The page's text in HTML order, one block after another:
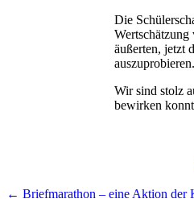
Die
äußerten, jetzt
auszuprobieren.
Wir sind stolz
bewirken
← Briefmarathon – eine Aktion der